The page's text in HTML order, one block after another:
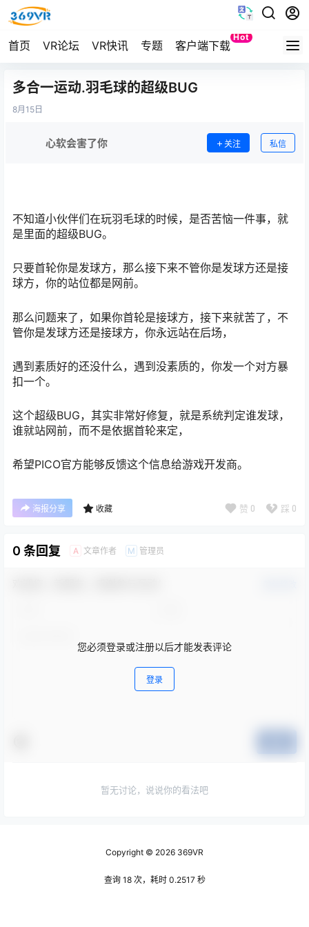
首页 VR论坛 VR快讯 专题 客户端下载
Hot
Quest
多合一运动.羽毛球的超级BUG
8月 15日
心软会害了你 关注 私信
不知道小伙伴们在玩羽毛球的时候，是否苦恼一件事，就
是里面的超级BUG。
只要首轮你是发球方，那么接下来不管你是发球方还是接
球方，你的站位都是网前。
那么问题来了，如果你首轮是接球方，接下来就苦了，不
管你是发球方还是接球方，你永远站在后场，
遇到素质好的还没什么，遇到没素质的，你发一个对方暴
扣一个。
这个超级BUG，其实非常好修复，就是系统判定谁发球，
谁就站网前，而不是依据首轮来定，
希望PICO官方能够反馈这个信息给游戏开发商。
海报分享 收藏 赞 0 踩 0
0 条回复 A 文章作者 M 管理员
您必须登录或注册以后才能发表评论
登录
暂无讨论，说说你的看法吧
Copyright © 2026 369VR
查询 18 次，耗时 0.2517 秒